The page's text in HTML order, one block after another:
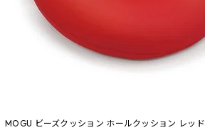
MOGU ビーズクッション ホールクッション レッド